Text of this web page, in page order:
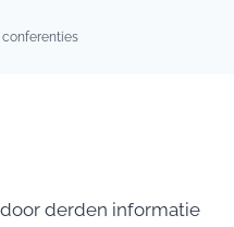
derden informatie